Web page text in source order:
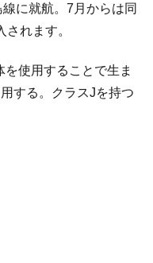
に就航。7月からは同
れます。
使用することで生ま
する。クラスJを持つ